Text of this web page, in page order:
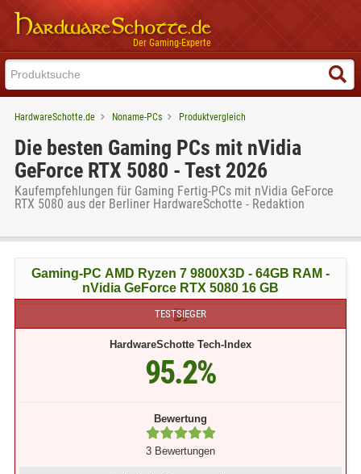
Der Gaming-Experte
HardwareSchotte.de Noname-PCs Produktvergleich
Die besten Gaming PCs mit nVidia
GeForce RTX 5080 - Test 2026
Kaufempfehlungen für Gaming Fertig-PCs mit nVidia GeForce
RTX 5080 aus der Berliner HardwareSchotte - Redaktion
Gaming-PC AMD Ryzen 7 9800X3D - 64GB RAM -
nVidia GeForce RTX 5080 16 GB
TESTSIEGER
HardwareSchotte Tech-Index
95.2%
Bewertung
3 Bewertungen